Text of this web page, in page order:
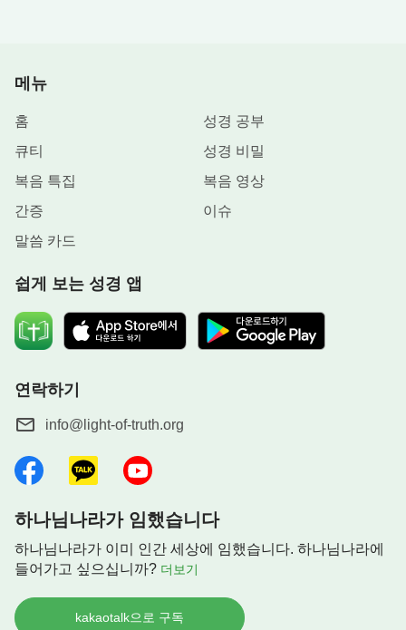
또 바뀌게 된다. 여호와는 물론 예수라고도 칭하지
않고, 메시야라고는 더욱 칭하지 않는다. 대신 크나
큰 능력을 갖춘 전능하신 하나님 자신이라고 칭하는
데, 나는 이 이름으로 전체 시대를 끝낸다. 나는 여호
와라고 칭한 적이 있고, 사람들에게 메시야라고 불린
르기도 했다. 그러나 오늘날 나는 더 이상 사람들이
예전에 알았던 여호와나 예수가 아니라, 말세에 다시
돌아와 시대를 끝낸 하나님이자 나의 모든 성품을 가
땅끝에서 나타난(원문: 興起) 하나님 자신이다. 사람
들은 나와 접촉한 적도 없고, 나를 알아본 적도 나의
도 나를 본 적이 없다. 이러한 이가 바로 말세에 사람
들 앞에 나타났을 뿐만 아니라 사람들 가운데 은밀히
거하고 있는 하나님이다. 그는 사람들 눈앞에서 생생
하게 생활하고 있다. 그는 마치 뜨거운 해 같고 불꽃
세상의 온갖 것이 나의 말에 심판받고, 불사름 속에
서 정결케 될 것이다. 최종에 만국은 반드시 나의 말
로 말미암아 복받기도 하고 산산이 부서지기도 할 것
이다. 이를 통해 말세의 모든 사람들은 내가 바로 돌
메뉴
홈
성경 공부
큐티
성경 비밀
복음 특집
복음 영상
간증
이슈
말씀 카드
쉽게 보는 성경 앱
연락하기
info@light-of-truth.org
하나님나라가 임했습니다
하나님나라가 이미 인간 세상에 임했습니다. 하나님나라에
들어가고 싶으십니까? 더보기
kakaotalk으로 구독